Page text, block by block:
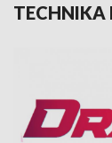
TECHNIKA